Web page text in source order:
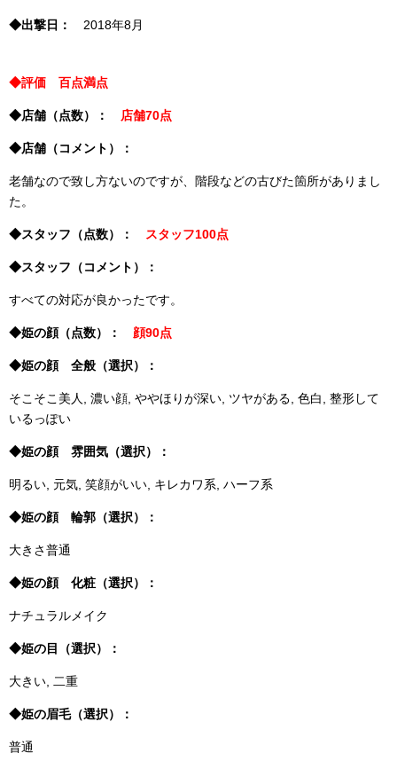
◆出撃日： 2018年8月
◆評価 百点満点
◆店舗（点数）： 店舗70点
◆店舗（コメント）：
老舗なので致し方ないのですが、階段などの古びた箇所がありまし
た。
◆スタッフ（点数）： スタッフ100点
◆スタッフ（コメント）：
すべての対応が良かったです。
◆姫の顔（点数）： 顔90点
◆姫の顔 全般（選択）：
そこそこ美人, 濃い顔, ややほりが深い, ツヤがある, 色白, 整形して
いるっぽい
◆姫の顔 雰囲気（選択）：
明るい, 元気, 笑顔がいい, キレカワ系, ハーフ系
◆姫の顔 輪郭（選択）：
大きさ普通
◆姫の顔 化粧（選択）：
ナチュラルメイク
◆姫の目（選択）：
大きい, 二重
◆姫の眉毛（選択）：
普通